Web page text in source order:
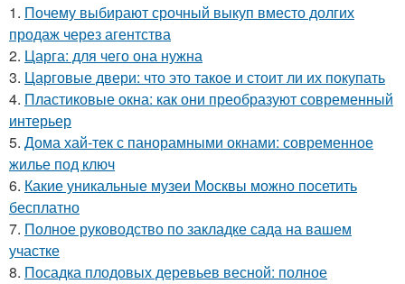
1. Почему выбирают срочный выкуп вместо долгих
продаж через агентства
2. Царга: для чего она нужна
3. Царговые двери: что это такое и стоит ли их покупать
4. Пластиковые окна: как они преобразуют современный
интерьер
5. Дома хай-тек с панорамными окнами: современное
жилье под ключ
6. Какие уникальные музеи Москвы можно посетить
бесплатно
7. Полное руководство по закладке сада на вашем
участке
8. Посадка плодовых деревьев весной: полное